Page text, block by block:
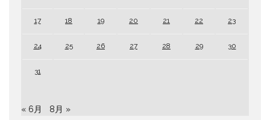
17 18 19 20 21 22 23
24 25 26 27 28 29 30
31
« 6月 8月 »